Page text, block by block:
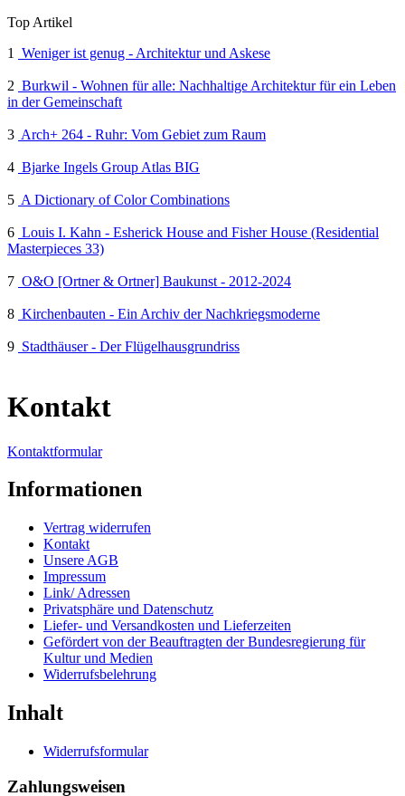
Top Artikel
1
Weniger ist genug - Architektur und Askese
2 Burkwil - Wohnen für alle: Nachhaltige Architektur für ein Leben
in der Gemeinschaft
3 Arch+ 264 - Ruhr: Vom Gebiet zum Raum
4 Bjarke Ingels Group Atlas BIG
5 A Dictionary of Color Combinations
6 Louis I. Kahn - Esherick House and Fisher House (Residential
Masterpieces 33)
7 O&O [Ortner & Ortner] Baukunst - 2012-2024
8 Kirchenbauten - Ein Archiv der Nachkriegsmoderne
9 Stadthäuser - Der Flügelhausgrundriss
Kontakt
Kontaktformular
Informationen
Vertrag widerrufen
Kontakt
Unsere AGB
Impressum
Link/ Adressen
Privatsphäre und Datenschutz
Liefer- und Versandkosten und Lieferzeiten
Gefördert von der Beauftragten der Bundesregierung für
Kultur und Medien
Widerrufsbelehrung
Inhalt
Widerrufsformular
Zahlungsweisen